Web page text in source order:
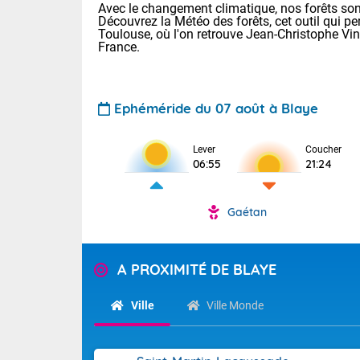
Tendance
Avec le changement climatique, nos forêts
Découvrez la Météo des forêts, cet outil qui
Toulouse, où l'on retrouve Jean-Christophe
France.
Ephéméride du 07 août à Blaye
Lever
06:55
Coucher
21:24
Gaétan
A PROXIMITÉ DE BLAYE
Ville Ville Monde
Voici les
28 Lyon :
: 27 Nancy :
31 Lille : 26
Demain :
alors que la